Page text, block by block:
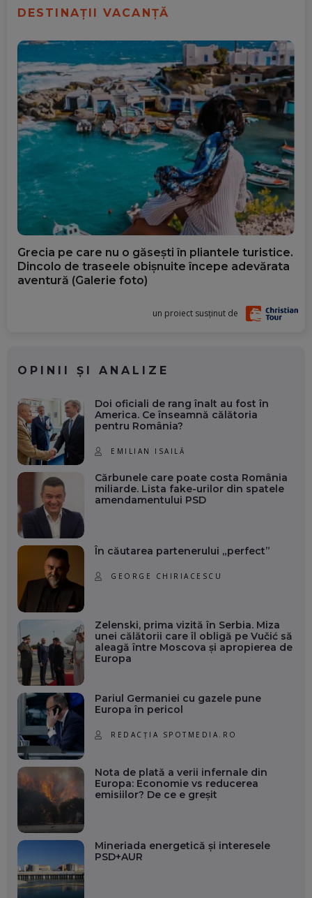
DESTINAȚII VACANȚĂ
Grecia pe care nu o găsești în pliantele turistice.
Dincolo de traseele obișnuite începe adevărata
aventură (Galerie foto)
un proiect susținut de
OPINII ȘI ANALIZE
Doi oficiali de rang înalt au fost în
America. Ce înseamnă călătoria
pentru România?
EMILIAN ISAILĂ
Cărbunele care poate costa România
miliarde. Lista fake-urilor din spatele
amendamentului PSD
În căutarea partenerului „perfect”
GEORGE CHIRIACESCU
Zelenski, prima vizită în Serbia. Miza
unei călătorii care îl obligă pe Vučić să
aleagă între Moscova și apropierea de
Europa
Pariul Germaniei cu gazele pune
Europa în pericol
REDACȚIA SPOTMEDIA.RO
Nota de plată a verii infernale din
Europa: Economie vs reducerea
emisiilor? De ce e greșit
Mineriada energetică și interesele
PSD+AUR